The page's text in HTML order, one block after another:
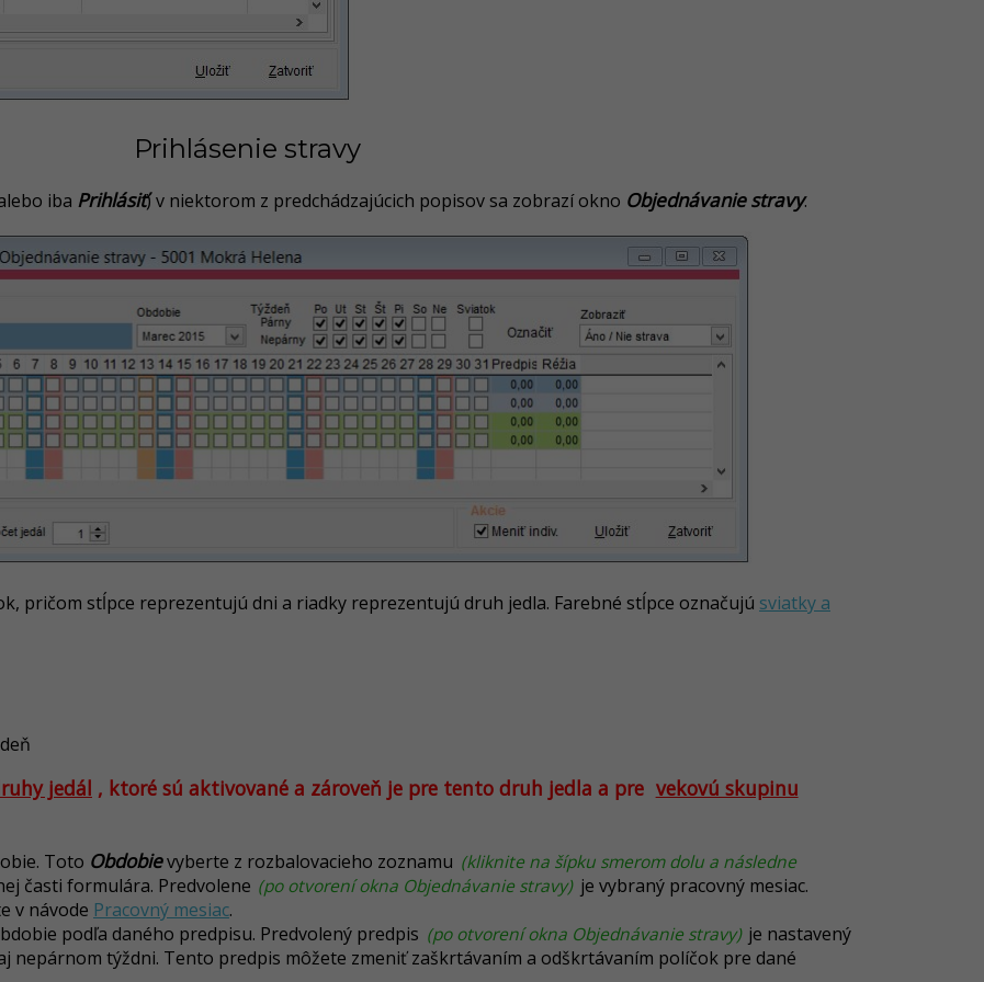
Prihlásenie stravy
iba Prihlásiť) v niektorom z predchádzajúcich popisov sa zobrazí okno Objednávanie stravy.
pričom stĺpce reprezentujú dni a riadky reprezentujú druh jedla. Farebné stĺpce označujú sviatky a
jedál , ktoré sú aktivované a zároveň je pre tento druh jedla a pre vekovú skupinu
Toto Obdobievyberte z rozbalovacieho zoznamu (kliknite na šípku smerom dolu a následne
časti formulára. Predvolene (po otvorení okna Objednávanie stravy) je vybraný pracovný mesiac.
v návode Pracovný mesiac.
podľa daného predpisu. Predvolený predpis (po otvorení okna Objednávanie stravy) je nastavený
nepárnom týždni. Tento predpis môžete zmeniť zaškrtávaním a odškrtávaním políčok pre dané